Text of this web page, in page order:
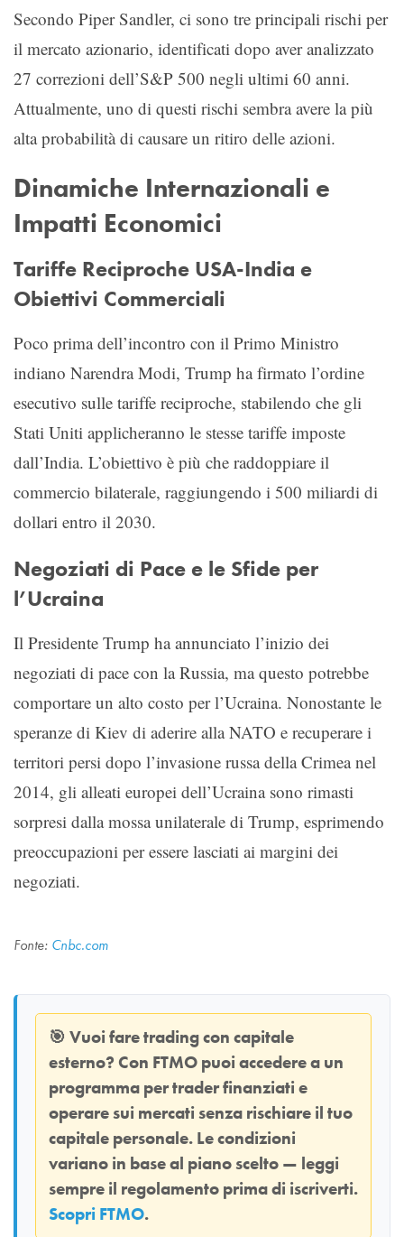
Secondo Piper Sandler, ci sono tre principali rischi per
il mercato azionario, identificati dopo aver analizzato
27 correzioni dell’S&P 500 negli ultimi 60 anni.
Attualmente, uno di questi rischi sembra avere la più
alta probabilità di causare un ritiro delle azioni.
Dinamiche Internazionali e
Impatti Economici
Tariffe Reciproche USA-India e
Obiettivi Commerciali
Poco prima dell’incontro con il Primo Ministro
indiano Narendra Modi, Trump ha firmato l’ordine
esecutivo sulle tariffe reciproche, stabilendo che gli
Stati Uniti applicheranno le stesse tariffe imposte
dall’India. L’obiettivo è più che raddoppiare il
commercio bilaterale, raggiungendo i 500 miliardi di
dollari entro il 2030.
Negoziati di Pace e le Sfide per
l’Ucraina
Il Presidente Trump ha annunciato l’inizio dei
negoziati di pace con la Russia, ma questo potrebbe
comportare un alto costo per l’Ucraina. Nonostante le
speranze di Kiev di aderire alla NATO e recuperare i
territori persi dopo l’invasione russa della Crimea nel
2014, gli alleati europei dell’Ucraina sono rimasti
sorpresi dalla mossa unilaterale di Trump, esprimendo
preoccupazioni per essere lasciati ai margini dei
negoziati.
Fonte: Cnbc.com
🎯 Vuoi fare trading con capitale
esterno? Con FTMO puoi accedere a un
programma per trader finanziati e
operare sui mercati senza rischiare il tuo
capitale personale. Le condizioni
variano in base al piano scelto — leggi
sempre il regolamento prima di iscriverti.
Scopri FTMO.